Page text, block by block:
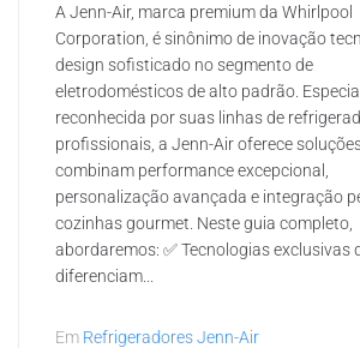
A Jenn-Air, marca premium da Whirlpool
Corporation, é sinônimo de inovação
design sofisticado no segmento de
eletrodomésticos de alto padrão.
reconhecida por suas linhas de
profissionais, a Jenn-Air oferece
combinam performance excepcional,
personalização avançada e integração
cozinhas gourmet. Neste guia completo,
abordaremos: ✅ Tecnologias exclusivas
diferenciam...
Em Refrigeradores Jenn-Air